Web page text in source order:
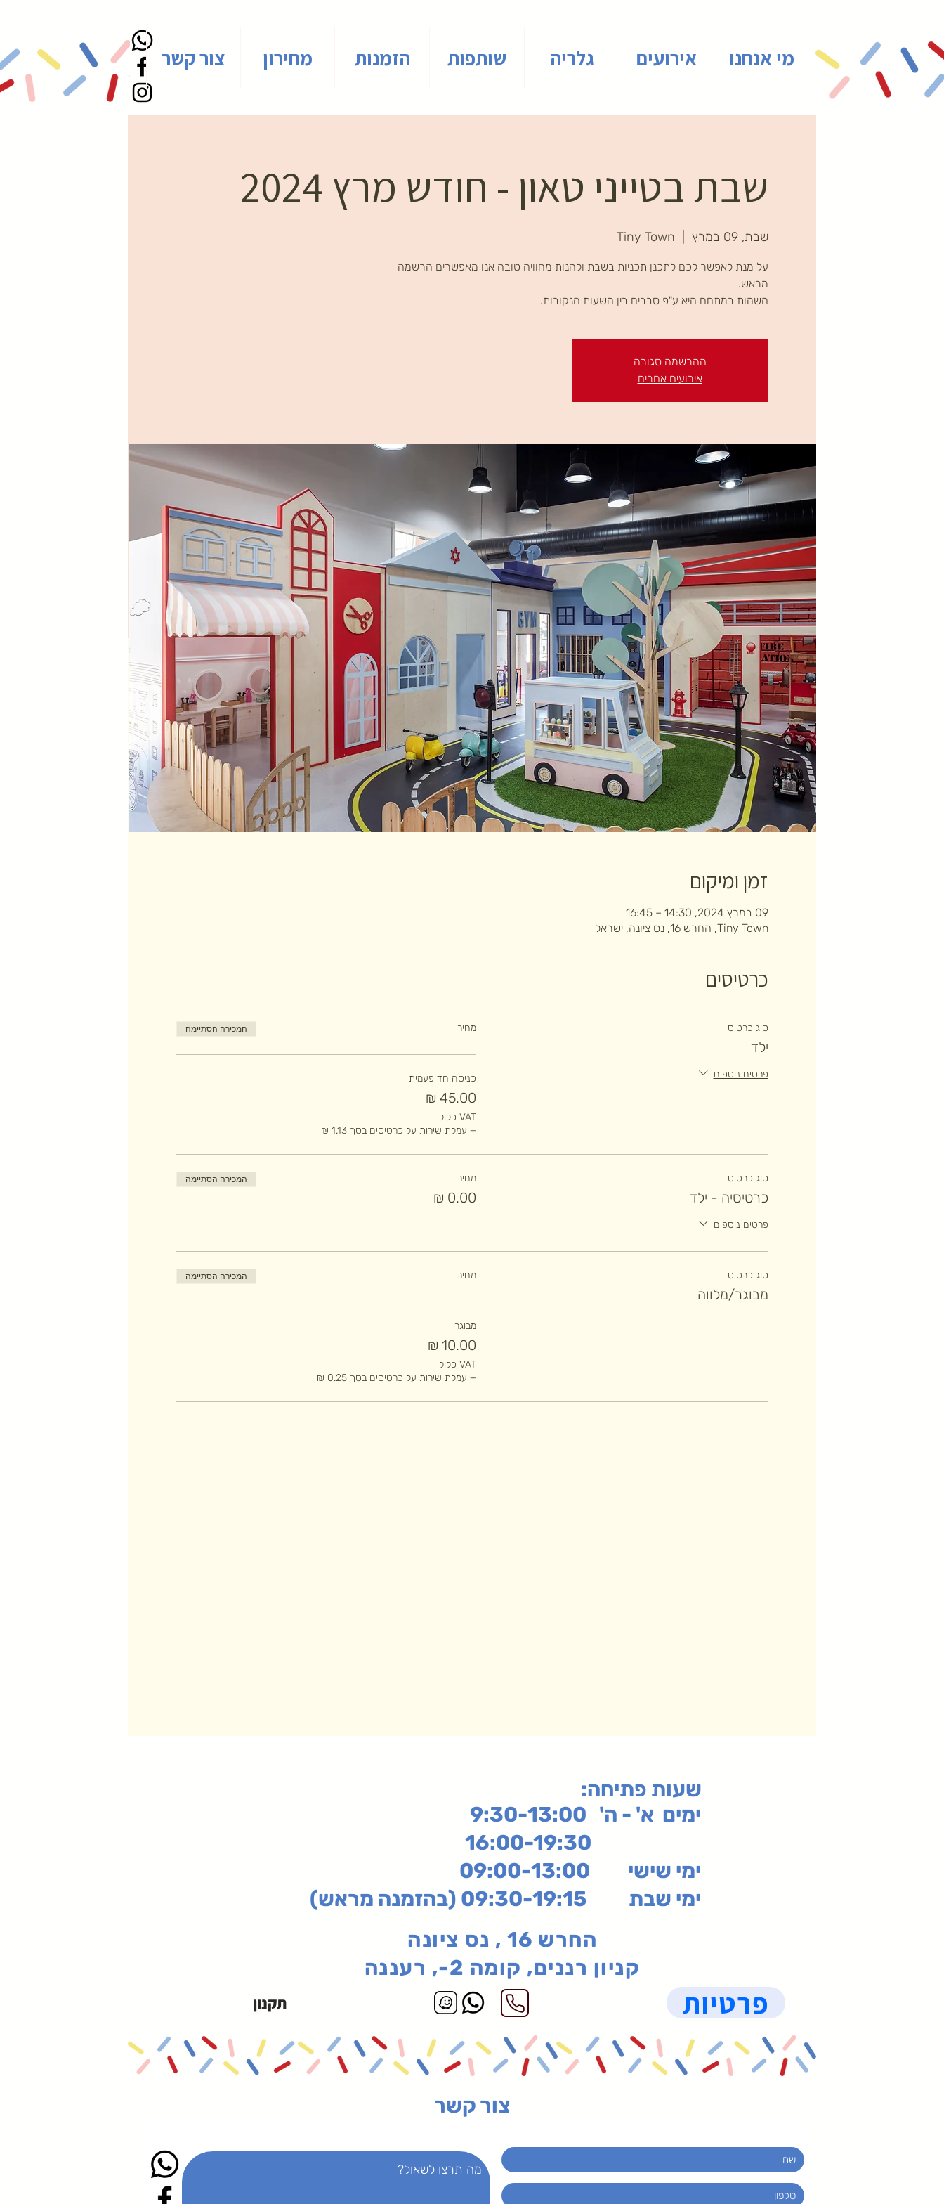
מי אנחנו אירועים גלריה שותפות הזמנות מחירון צור קשר
שבת בטייני טאון - חודש מרץ 2024
שבת, 09 במרץ Tiny Town
על מנת לאפשר לכם לתכנן תכניות בשבת ולהנות מחוויה טובה אנו מאפשרים הרשמה
השהות במתחם היא ע"פ סבבים בין השעות הנקובות.
ההרשמה סגורה
אירועים אחרים
זמן ומיקום
09 במרץ 2024, 14:30 – 16:45
Tiny Town, החרש 16, נס ציונה, ישראל
כרטיסים
סוג כרטיס
ילד
פרטים נוספים
מחיר המכירה הסתיימה
כניסה חד פעמית
VAT כלול
+ עמלת שירות על כרטיסים בסך ‏1.13 ‏₪
סוג כרטיס
כרטיסיה - ילד
פרטים נוספים
מחיר המכירה הסתיימה
סוג כרטיס
מבוגר/מלווה
מחיר המכירה הסתיימה
מבוגר
VAT כלול
+ עמלת שירות על כרטיסים בסך ‏0.25 ‏₪
:שעות פתיחה
ימים א' - ה' 9:30-13:00
ימי שישי 09:00-13:00
ימי שבת 09:30-19:15 (בהזמנה מראש)
החרש 16 , נס ציונה
קניון רננים, קומה 2-, רעננה
תקנון פרטיות
צור קשר